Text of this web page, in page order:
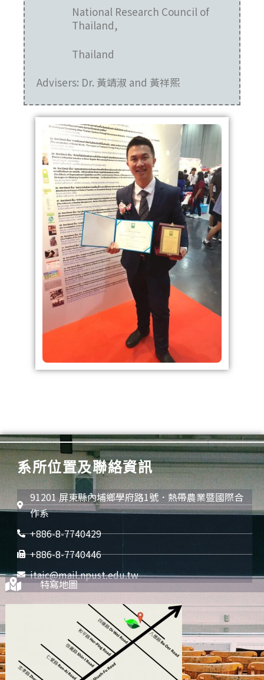
National Research Council of
Thailand,
Thailand
Advisers: Dr. 黃靖淑 and 黃祥熙
系所位置及聯絡資訊
91201 屏東縣內埔鄉學府路1號．熱帶農業暨國際合
作系
+886-8-7740429
+886-8-7740446
itaic@mail.npust.edu.tw
特寫地圖